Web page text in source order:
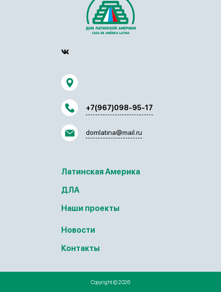
+7(967)098-95-17
domlatina@mail.ru
Латинская Америка
ДЛА
Наши проекты
Новости
Контакты
Copyright © 2026